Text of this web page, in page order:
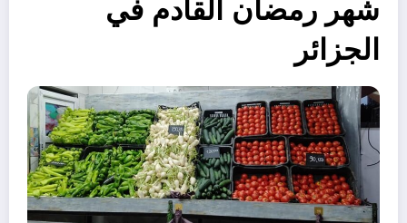
شهر رمضان القادم في
الجزائر